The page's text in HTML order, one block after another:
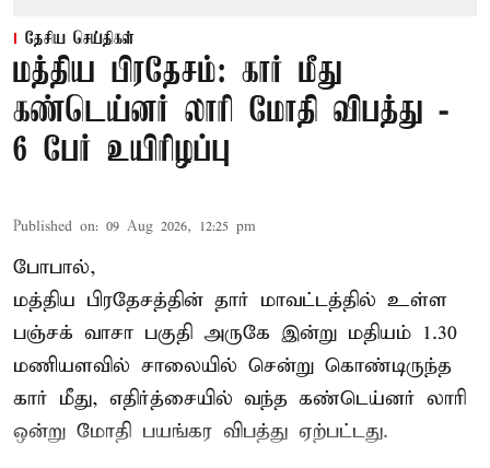
தேசிய செய்திகள்
மத்திய பிரதேசம்: கார் மீது
கண்டெய்னர் லாரி மோதி விபத்து -
6 பேர் உயிரிழப்பு
Published on: 09 Aug 2026, 12:25 pm
போபால்,
மத்திய பிரதேசத்தின் தார் மாவட்டத்தில் உள்ள
பஞ்சக் வாசா பகுதி அருகே இன்று மதியம் 1.30
மணியளவில் சாலையில் சென்று கொண்டிருந்த
கார் மீது, எதிர்த்சையில் வந்த கண்டெய்னர் லாரி
ஒன்று மோதி பயங்கர விபத்து ஏற்பட்டது.